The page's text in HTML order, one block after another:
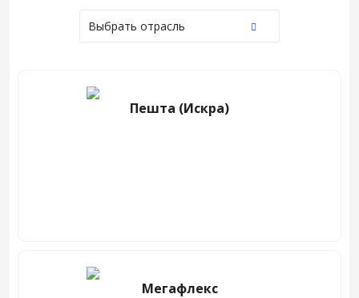
Выбрать отрасль
Пешта (Искра)
Мегафлекс